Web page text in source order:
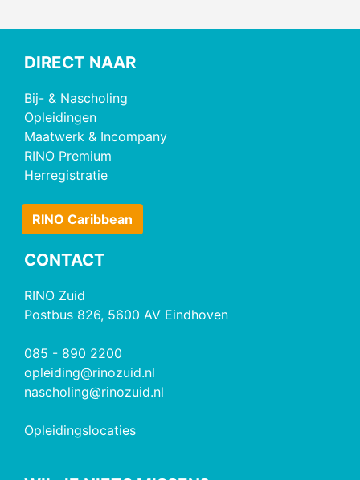
DIRECT NAAR
Bij- & Nascholing
Opleidingen
Maatwerk & Incompany
RINO Premium
Herregistratie
RINO Caribbean
CONTACT
RINO Zuid
Postbus 826, 5600 AV Eindhoven
085 - 890 2200
opleiding@rinozuid.nl
nascholing@rinozuid.nl
Opleidingslocaties